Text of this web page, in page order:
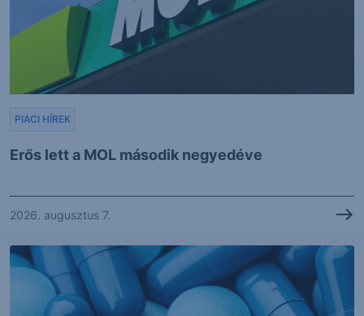
Erős lett a MOL második negyedéve
PIACI HÍREK
2026. augusztus 7.